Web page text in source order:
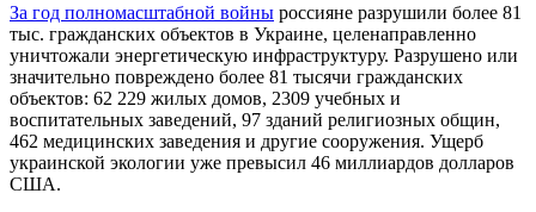
За год полномасштабной войны россияне разрушили более 81
тыс. гражданских объектов в Украине, целенаправленно
уничтожали энергетическую инфраструктуру. Разрушено или
значительно повреждено более 81 тысячи гражданских
объектов: 62 229 жилых домов, 2309 учебных и
воспитательных заведений, 97 зданий религиозных общин,
462 медицинских заведения и другие сооружения. Ущерб
украинской экологии уже превысил 46 миллиардов долларов
США.